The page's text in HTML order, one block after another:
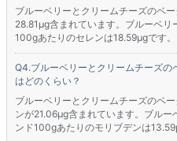
ブルーベリーとクリームチーズのベ
28.81μg含まれています。ブルーベ
100gあたりのセレンは18.59μgです。
ブルーベリーとクリームチーズ
はどのくらい？
ブルーベリーとクリームチーズのベ
ンが21.06μg含まれています。ブル
ンド100gあたりのモリブデンは